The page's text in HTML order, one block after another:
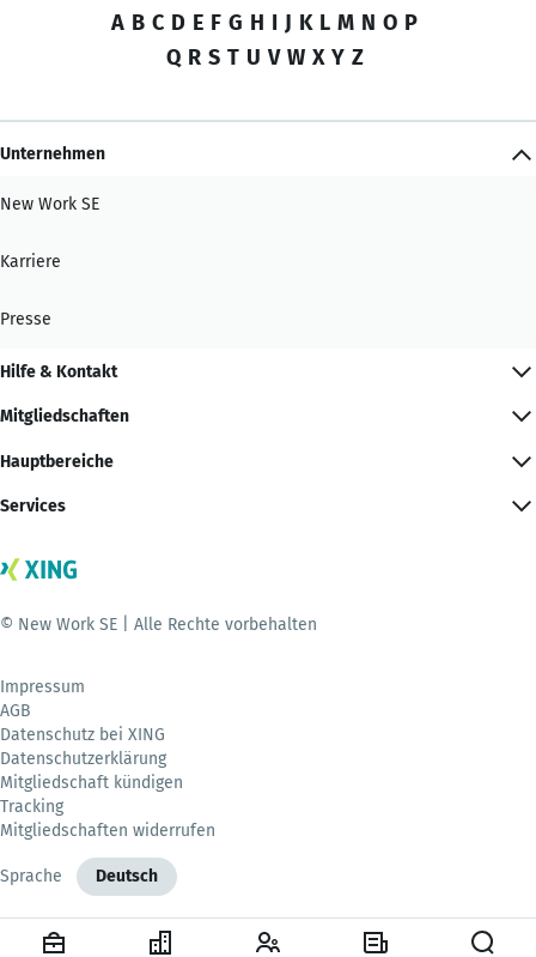
A B C D E F G H I J K L M N O P
Q R S T U V W X Y Z
Unternehmen
New Work SE
Karriere
Presse
Hilfe & Kontakt
Mitgliedschaften
Hauptbereiche
Services
© New Work SE | Alle Rechte vorbehalten
Impressum
AGB
Datenschutz bei XING
Datenschutzerklärung
Mitgliedschaft kündigen
Tracking
Mitgliedschaften widerrufen
Sprache Deutsch